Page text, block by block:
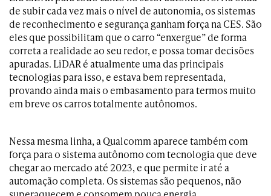
de subir cada vez mais o nível de autonomia, os sistemas
de reconhecimento e segurança ganham força na CES. São
eles que possibilitam que o carro “enxergue” de forma
correta a realidade ao seu redor, e possa tomar decisões
apuradas. LiDAR é atualmente uma das principais
tecnologias para isso, e estava bem representada,
provando ainda mais o embasamento para termos muito
em breve os carros totalmente autônomos.
Nessa mesma linha, a Qualcomm aparece também com
força para o sistema autônomo com tecnologia que deve
chegar ao mercado até 2023, e que permite ir até a
automação completa. Os sistemas são pequenos, não